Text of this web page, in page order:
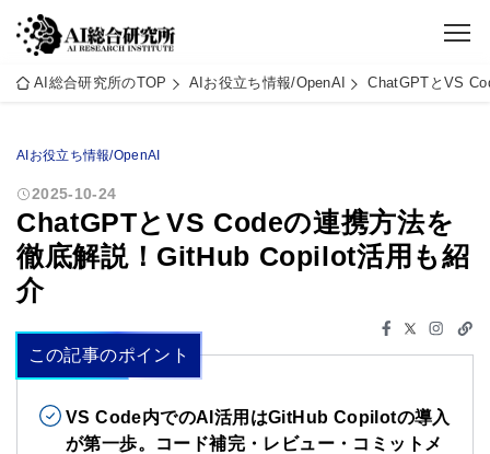
AI総合研究所のTOP AIお役立ち情報/OpenAI ChatGPTとVS
AIお役立ち情報/OpenAI
2025-10-24
ChatGPTとVS Codeの連携方法を
徹底解説！GitHub Copilot活用も紹
介
この記事のポイント
VS Code内でのAI活用はGitHub Copilotの導入
が第一歩。コード補完・レビュー・コミットメ